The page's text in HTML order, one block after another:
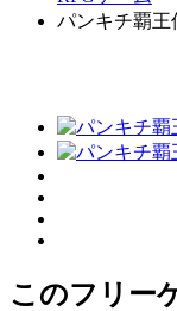
パンキチ覇王
このフリー